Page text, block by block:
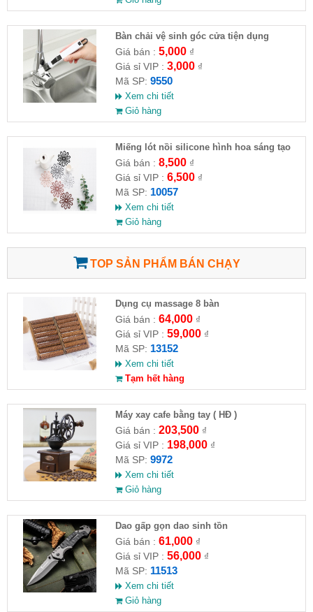
Bàn chải vệ sinh góc cửa tiện dụng
Giá bán : 5,000₫
Giá sỉ VIP : 3,000₫
Mã SP: 9550
Xem chi tiết
Giỏ hàng
Miếng lót nồi silicone hình hoa sáng tạo
Giá bán : 8,500₫
Giá sỉ VIP : 6,500₫
Mã SP: 10057
Xem chi tiết
Giỏ hàng
TOP SẢN PHẨM BÁN CHẠY
Dụng cụ massage 8 bàn
Giá bán : 64,000₫
Giá sỉ VIP : 59,000₫
Mã SP: 13152
Xem chi tiết
Tạm hết hàng
Máy xay cafe bằng tay ( HĐ )
Giá bán : 203,500₫
Giá sỉ VIP : 198,000₫
Mã SP: 9972
Xem chi tiết
Giỏ hàng
Dao gấp gọn dao sinh tồn
Giá bán : 61,000₫
Giá sỉ VIP : 56,000₫
Mã SP: 11513
Xem chi tiết
Giỏ hàng